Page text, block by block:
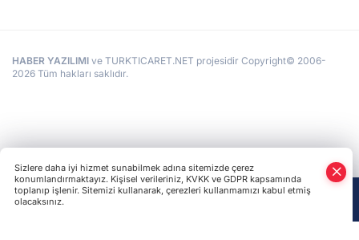
HABER YAZILIMI ve TURKTICARET.NET projesidir Copyright© 2006-
2026 Tüm hakları saklıdır.
Sizlere daha iyi hizmet sunabilmek adına sitemizde çerez
konumlandırmaktayız. Kişisel verileriniz, KVKK ve GDPR kapsamında
toplanıp işlenir. Sitemizi kullanarak, çerezleri kullanmamızı kabul etmiş
olacaksınız.